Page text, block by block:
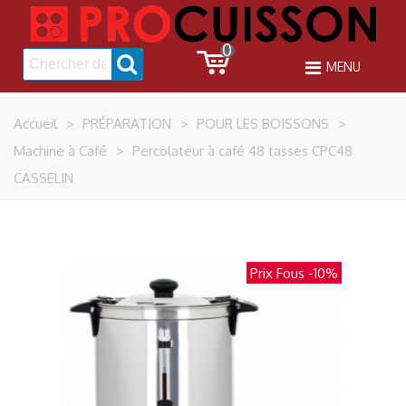
0
MENU
Accueil > PRÉPARATION > POUR LES BOISSONS
>
Machine à Café
> Percolateur à café 48 tasses CPC48
CASSELIN
Prix Fous -10%